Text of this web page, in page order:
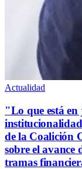
Actualidad
"Lo que está en
de la Coalición
sobre el avance
tramas